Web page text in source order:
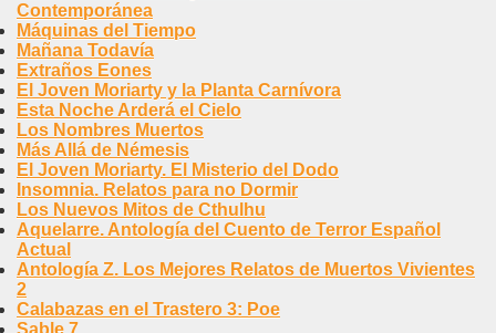
Contemporánea
Máquinas del Tiempo
Mañana Todavía
Extraños Eones
El Joven Moriarty y la Planta Carnívora
Esta Noche Arderá el Cielo
Los Nombres Muertos
Más Allá de Némesis
El Joven Moriarty. El Misterio del Dodo
Insomnia. Relatos para no Dormir
Los Nuevos Mitos de Cthulhu
Aquelarre. Antología del Cuento de Terror Español
Actual
Antología Z. Los Mejores Relatos de Muertos Vivientes
2
Calabazas en el Trastero 3: Poe
Sable 7